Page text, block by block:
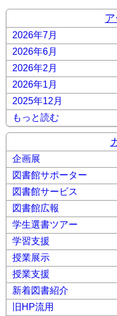
2026年7月
2026年6月
2026年2月
2026年1月
2025年12月
もっと読む
企画展
図書館サポーター
図書館サービス
図書館広報
学生選書ツアー
学習支援
授業展示
授業支援
新着図書紹介
旧HP流用